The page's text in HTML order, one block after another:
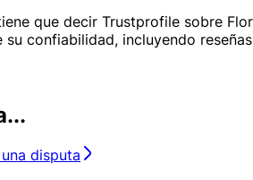
que decir Trustprofile sobre
su confiabilidad, incluyendo
disputa